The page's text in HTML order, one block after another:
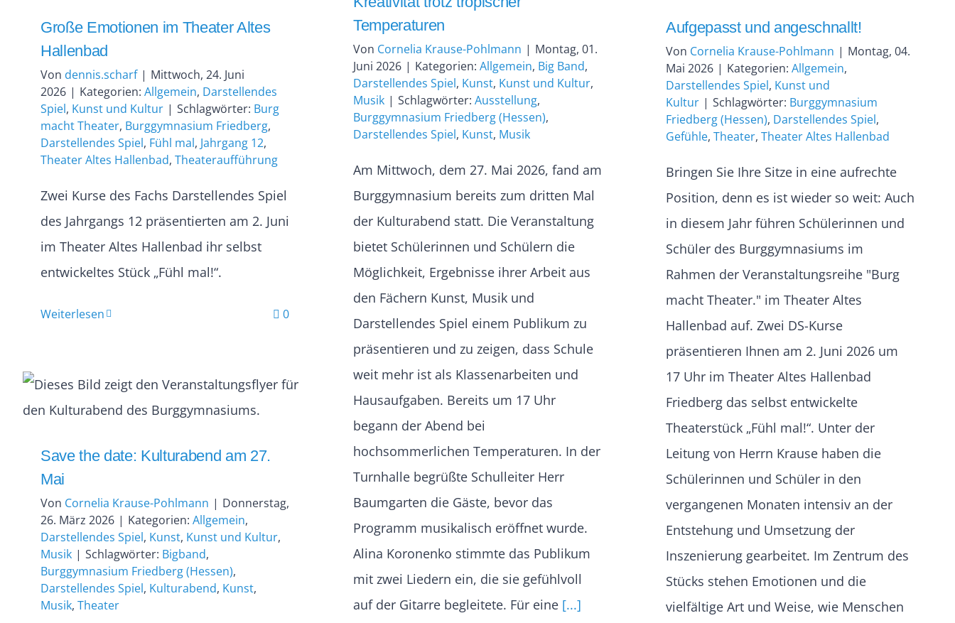
Große Emotionen im Theater Altes
Hallenbad
Von dennis.scharf | Mittwoch, 24. Juni
2026 | Kategorien: Allgemein, Darstellendes
Spiel, Kunst und Kultur | Schlagwörter: Burg
macht Theater, Burggymnasium Friedberg,
Darstellendes Spiel, Fühl mal, Jahrgang 12,
Theater Altes Hallenbad, Theateraufführung
Zwei Kurse des Fachs Darstellendes Spiel
des Jahrgangs 12 präsentierten am 2. Juni
im Theater Altes Hallenbad ihr selbst
entwickeltes Stück „Fühl mal!“.
Weiterlesen 0
Temperaturen
Von Cornelia Krause-Pohlmann | Montag, 01.
Juni 2026 | Kategorien: Allgemein, Big Band,
Darstellendes Spiel, Kunst, Kunst und Kultur,
Musik | Schlagwörter: Ausstellung,
Burggymnasium Friedberg (Hessen),
Darstellendes Spiel, Kunst, Musik
Am Mittwoch, dem 27. Mai 2026, fand am
Burggymnasium bereits zum dritten Mal
der Kulturabend statt. Die Veranstaltung
bietet Schülerinnen und Schülern die
Möglichkeit, Ergebnisse ihrer Arbeit aus
den Fächern Kunst, Musik und
Darstellendes Spiel einem Publikum zu
präsentieren und zu zeigen, dass Schule
weit mehr ist als Klassenarbeiten und
Hausaufgaben. Bereits um 17 Uhr
begann der Abend bei
hochsommerlichen Temperaturen. In der
Turnhalle begrüßte Schulleiter Herr
Baumgarten die Gäste, bevor das
Programm musikalisch eröffnet wurde.
Alina Koronenko stimmte das Publikum
mit zwei Liedern ein, die sie gefühlvoll
auf der Gitarre begleitete. Für eine[...]
Aufgepasst und angeschnallt!
Von Cornelia Krause-Pohlmann | Montag, 04.
Mai 2026 | Kategorien: Allgemein,
Darstellendes Spiel, Kunst und
Kultur | Schlagwörter: Burggymnasium
Friedberg (Hessen), Darstellendes Spiel,
Gefühle, Theater, Theater Altes Hallenbad
Bringen Sie Ihre Sitze in eine aufrechte
Position, denn es ist wieder so weit: Auch
in diesem Jahr führen Schülerinnen und
Schüler des Burggymnasiums im
Rahmen der Veranstaltungsreihe "Burg
macht Theater." im Theater Altes
Hallenbad auf. Zwei DS-Kurse
präsentieren Ihnen am 2. Juni 2026 um
17 Uhr im Theater Altes Hallenbad
Friedberg das selbst entwickelte
Theaterstück „Fühl mal!“. Unter der
Leitung von Herrn Krause haben die
Schülerinnen und Schüler in den
vergangenen Monaten intensiv an der
Entstehung und Umsetzung der
Inszenierung gearbeitet. Im Zentrum des
Stücks stehen Emotionen und die
vielfältige Art und Weise, wie Menschen
Save the date: Kulturabend am 27.
Mai
Von Cornelia Krause-Pohlmann | Donnerstag,
26. März 2026 | Kategorien: Allgemein,
Darstellendes Spiel, Kunst, Kunst und Kultur,
Musik | Schlagwörter: Bigband,
Burggymnasium Friedberg (Hessen),
Darstellendes Spiel, Kulturabend, Kunst,
Musik, Theater